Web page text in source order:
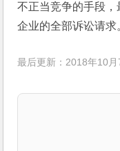
不正当竞争的手段
企业的全部诉讼请求
最后更新：2018年10月